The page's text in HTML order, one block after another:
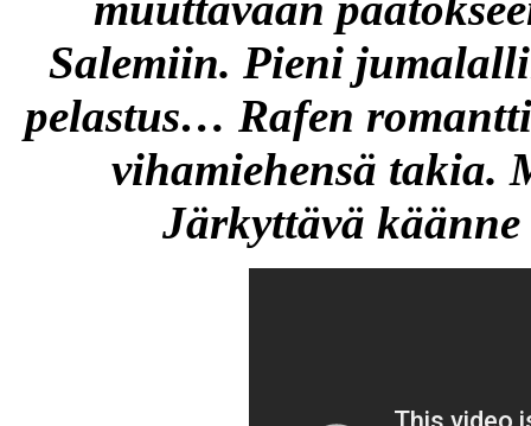
Salemiin. Pieni
pelastus… Rafen
vihamiehensä takia.
Järkyttävä